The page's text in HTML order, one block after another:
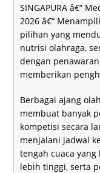
SINGAPURA â€“
2026 â€“
pilihan yang
nutrisi olahraga,
dengan
memberikan
Berbagai ajang
membuat banyak
kompetisi secara
menjalani jadwal
tengah cuaca
lebih tinggi, serta